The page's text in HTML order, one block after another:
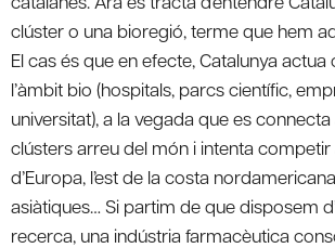
clúster o una bioregió, terme que hem
El cas és que en efecte, Catalunya
l’àmbit bio (hospitals, parcs científic,
universitat), a la vegada que es
clústers arreu del món i intenta
d’Europa, l’est de la costa
asiàtiques… Si partim de que disposem
recerca, una indústria farmacèutica